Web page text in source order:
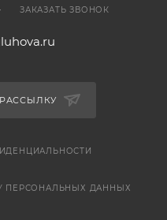
ЗАКАЗАТЬ ЗВОНОК
ПЕРСОНАЛЬНЫХ ДАННЫХ